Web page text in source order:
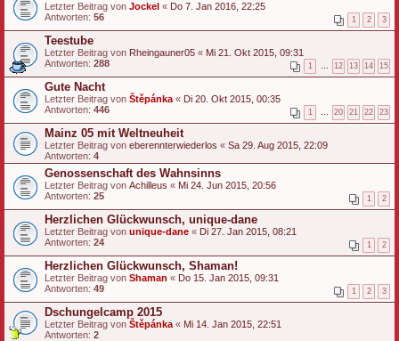
Letzter Beitrag von Jockel « Do 7. Jan 2016, 22:25
Antworten: 56 1 2 3
Teestube
Letzter Beitrag von Rheingauner05 « Mi 21. Okt 2015, 09:31
Antworten: 288 1 12 13 14 15
Gute Nacht
Letzter Beitrag von Štěpánka « Di 20. Okt 2015, 00:35
Antworten: 446 1 20 21 22 23
Mainz 05 mit Weltneuheit
Letzter Beitrag von eberennterwiederlos « Sa 29. Aug 2015, 22:09
Antworten: 4
Genossenschaft des Wahnsinns
Letzter Beitrag von Achilleus « Mi 24. Jun 2015, 20:56
Antworten: 25 1 2
Herzlichen Glückwunsch, unique-dane
Letzter Beitrag von unique-dane « Di 27. Jan 2015, 08:21
Antworten: 24 1 2
Herzlichen Glückwunsch, Shaman!
Letzter Beitrag von Shaman « Do 15. Jan 2015, 09:31
Antworten: 49 1 2 3
Dschungelcamp 2015
Letzter Beitrag von Štěpánka « Mi 14. Jan 2015, 22:51
Antworten: 2